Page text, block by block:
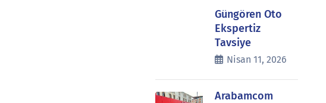
Güngören Oto
Ekspertiz
Tavsiye
Nisan 11, 2026
Arabamcom